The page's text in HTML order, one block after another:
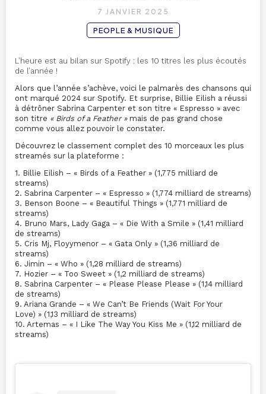
7 JANVIER 2025
PEOPLE & MUSIQUE
L’heure est au bilan sur Spotify : les 10 titres les plus écoutés
de l’année !
Alors que l’année s’achève, voici le palmarès des chansons qui
ont marqué 2024 sur Spotify. Et surprise, Billie Eilish a réussi
à détrôner Sabrina Carpenter et son titre « Espresso » avec
son titre « Birds of a Feather » mais de pas grand chose
comme vous allez pouvoir le constater.
Découvrez le classement complet des 10 morceaux les plus
streamés sur la plateforme :
1. Billie Eilish – « Birds of a Feather » (1,775 milliard de
streams)
2. Sabrina Carpenter – « Espresso » (1,774 milliard de streams)
3. Benson Boone – « Beautiful Things » (1,771 milliard de
streams)
4. Bruno Mars, Lady Gaga – « Die With a Smile » (1,41 milliard
de streams)
5. Cris Mj, Floyymenor – « Gata Only » (1,36 milliard de
streams)
6. Jimin – « Who » (1,28 milliard de streams)
7. Hozier – « Too Sweet » (1,2 milliard de streams)
8. Sabrina Carpenter – « Please Please Please » (1,14 milliard
de streams)
9. Ariana Grande – « We Can’t Be Friends (Wait For Your
Love) » (1,13 milliard de streams)
10. Artemas – « I Like The Way You Kiss Me » (1,12 milliard de
streams)